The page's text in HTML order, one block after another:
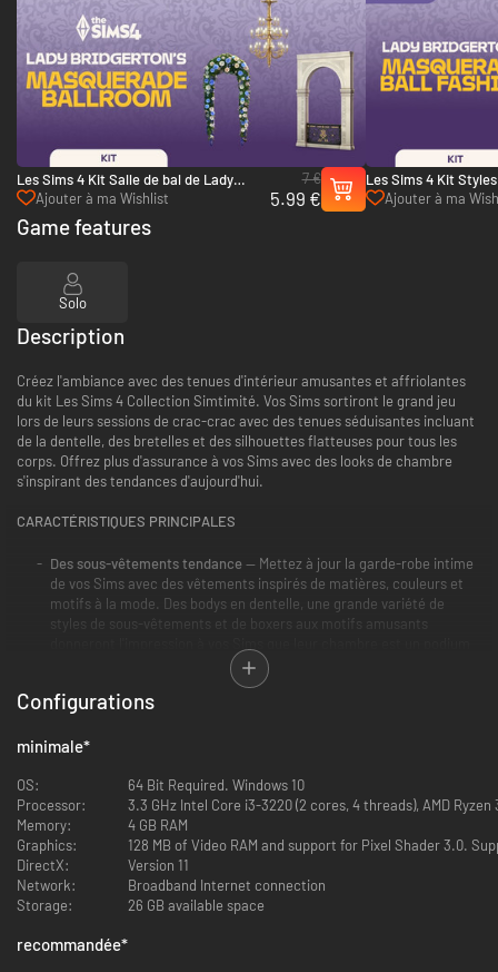
Les Sims 4 Kit Salle de bal de Lady
Bridgerton - PC (EA App)
Ajouter à ma Wishlist
7 €
5.99 €
Les Sims 4 Kit
Lady Bridgerton -
Ajouter à ma
Game features
Solo
Description
Créez l'ambiance avec des tenues d'intérieur amusantes et affriolantes
du kit Les Sims 4 Collection Simtimité. Vos Sims sortiront le grand jeu
lors de leurs sessions de crac-crac avec des tenues séduisantes incluant
de la dentelle, des bretelles et des silhouettes flatteuses pour tous les
corps. Offrez plus d'assurance à vos Sims avec des looks de chambre
s'inspirant des tendances d'aujourd'hui.
CARACTÉRISTIQUES PRINCIPALES
Des sous-vêtements tendance — Mettez à jour la garde-robe intime
de vos Sims avec des vêtements inspirés de matières, couleurs et
motifs à la mode. Des bodys en dentelle, une grande variété de
styles de sous-vêtements et de boxers aux motifs amusants
Intime et non exclusif
à chaque Sim. Cette collection les aidera à avoir de l'audace et à
Configurations
minimale*
OS:
64 Bit Required. Windows 10
Processor:
3.3 GHz Intel Core i3-3220 (2 cores, 4 threads), AMD
Memory:
4 GB RAM
Graphics:
128 MB of Video RAM and support for Pixel Shader 3.0.
DirectX:
Version 11
Network:
Broadband Internet connection
Storage:
26 GB available space
recommandée*